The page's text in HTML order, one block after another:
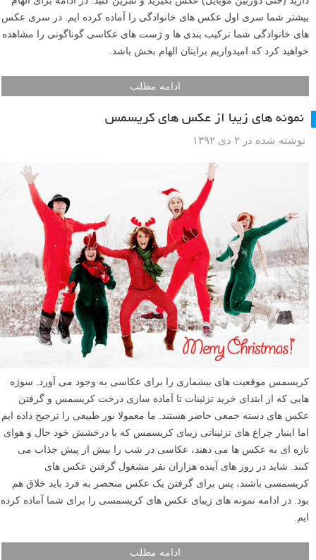
بیشتر شما سری اول عکس های خانوادگی را آماده کرده ایم. در سری عکس
های خانوادگی شما ترکیب بندی ها و ژست های عکاسی گوناگونی را مشاهده
خواهید کرد که امیدواریم برایتان الهام بخش باشد.
ادامه مطلب
نمونه های زیبا از عکس های کریسمس
نوشته شده در ۲ دی ۱۳۹۲
کریسمس موقعیت های بیشماری را برای عکاسی به وجود می آورد. سوژه
هایی که از ابتدای خرید تزئینات تا آماده سازی درخت کریسمس و گرفتن
عکس های دسته جمعی حاضر هستند. ما معمولا نور طبیعی را ترجیح داده ایم
اما اینبار چراغ های تزئیناتی زیبای کریسمس که با درخشش خود حال و هوای
تازه ای به عکس ها می دهند، عکاسی در شب را بیش از پیش جذاب می
کنند. شاید در روز های آینده هزاران نفر مشغول گرفتن عکس های
کریسمسی باشند، پس برای گرفتن یک عکس منحصر به فرد باید خلاق هم
بود. در ادامه نمونه های زیبای عکس های کریسمسی را برای شما آماده کرده
ایم.
ادامه مطلب